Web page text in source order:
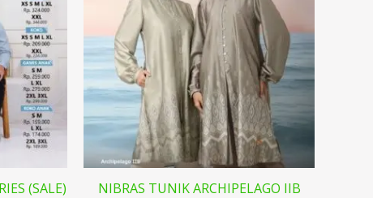
(SALE) NIBRAS TUNIK ARCHIPELAGO IIB